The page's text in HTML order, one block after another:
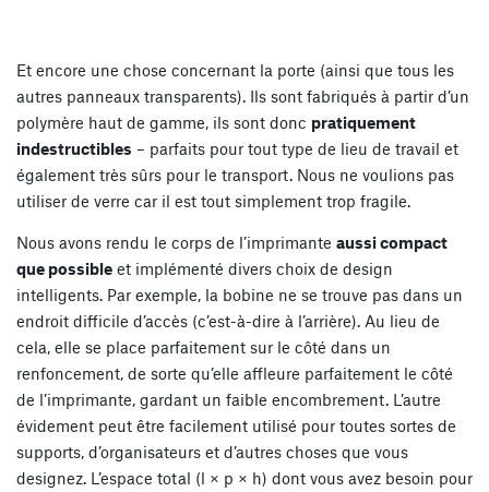
Et encore une chose concernant la porte (ainsi que tous les
autres panneaux transparents). Ils sont fabriqués à partir d’un
polymère haut de gamme, ils sont donc pratiquement
indestructibles – parfaits pour tout type de lieu de travail et
également très sûrs pour le transport. Nous ne voulions pas
utiliser de verre car il est tout simplement trop fragile.
Nous avons rendu le corps de l’imprimante aussi compact
que possible et implémenté divers choix de design
intelligents. Par exemple, la bobine ne se trouve pas dans un
endroit difficile d’accès (c’est-à-dire à l’arrière). Au lieu de
cela, elle se place parfaitement sur le côté dans un
renfoncement, de sorte qu’elle affleure parfaitement le côté
de l’imprimante, gardant un faible encombrement. L’autre
évidement peut être facilement utilisé pour toutes sortes de
supports, d’organisateurs et d’autres choses que vous
designez. L’espace total (l × p × h) dont vous avez besoin pour